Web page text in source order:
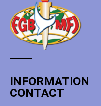
INFORMATION
CONTACT